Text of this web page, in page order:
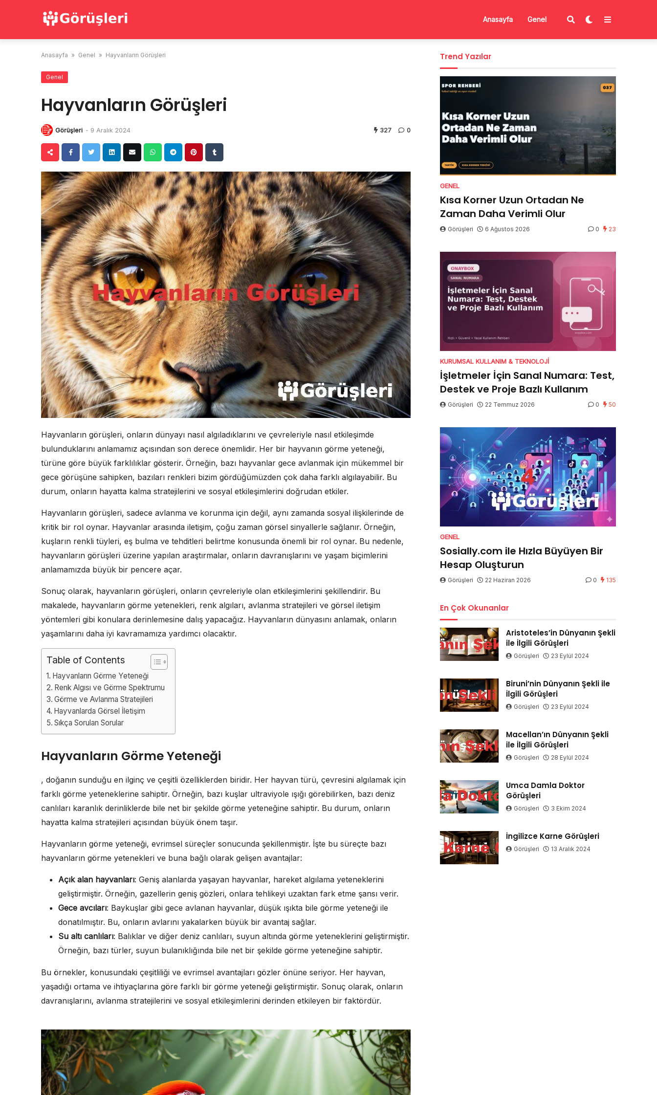
Anasayfa Genel
Anasayfa » Genel » Hayvanların Görüşleri
Genel
Hayvanların Görüşleri
Görüşleri - 9 Aralık 2024 327 0
Hayvanların görüşleri, onların dünyayı nasıl algıladıklarını ve çevreleriyle nasıl etkileşimde
bulunduklarını anlamamız açısından son derece önemlidir. Her bir hayvanın görme yeteneği,
türüne göre büyük farklılıklar gösterir. Örneğin, bazı hayvanlar gece avlanmak için mükemmel bir
gece görüşüne sahipken, bazıları renkleri bizim gördüğümüzden çok daha farklı algılayabilir. Bu
durum, onların hayatta kalma stratejilerini ve sosyal etkileşimlerini doğrudan etkiler.
Hayvanların görüşleri, sadece avlanma ve korunma için değil, aynı zamanda sosyal ilişkilerinde de
kritik bir rol oynar. Hayvanlar arasında iletişim, çoğu zaman görsel sinyallerle sağlanır. Örneğin,
kuşların renkli tüyleri, eş bulma ve tehditleri belirtme konusunda önemli bir rol oynar. Bu nedenle,
hayvanların görüşleri üzerine yapılan araştırmalar, onların davranışlarını ve yaşam biçimlerini
anlamamızda büyük bir pencere açar.
Sonuç olarak, hayvanların görüşleri, onların çevreleriyle olan etkileşimlerini şekillendirir. Bu
makalede, hayvanların görme yetenekleri, renk algıları, avlanma stratejileri ve görsel iletişim
yöntemleri gibi konulara derinlemesine dalış yapacağız. Hayvanların dünyasını anlamak, onların
yaşamlarını daha iyi kavramamıza yardımcı olacaktır.
Table of Contents
Hayvanların Görme Yeteneği
Renk Algısı ve Görme Spektrumu
Görme ve Avlanma Stratejileri
Hayvanlarda Görsel İletişim
Sıkça Sorulan Sorular
Hayvanların Görme Yeteneği
, doğanın sunduğu en ilginç ve çeşitli özelliklerden biridir. Her hayvan türü, çevresini algılamak için
farklı görme yeteneklerine sahiptir. Örneğin, bazı kuşlar ultraviyole ışığı görebilirken, bazı deniz
canlıları karanlık derinliklerde bile net bir şekilde görme yeteneğine sahiptir. Bu durum, onların
hayatta kalma stratejileri açısından büyük önem taşır.
Hayvanların görme yeteneği, evrimsel süreçler sonucunda şekillenmiştir. İşte bu süreçte bazı
hayvanların görme yetenekleri ve buna bağlı olarak gelişen avantajlar:
Açık alan hayvanları: Geniş alanlarda yaşayan hayvanlar, hareket algılama yeteneklerini
geliştirmiştir. Örneğin, gazellerin geniş gözleri, onlara tehlikeyi uzaktan fark etme şansı verir.
Gece avcıları: Baykuşlar gibi gece avlanan hayvanlar, düşük ışıkta bile görme yeteneği ile
donatılmıştır. Bu, onların avlarını yakalarken büyük bir avantaj sağlar.
Su altı canlıları: Balıklar ve diğer deniz canlıları, suyun altında görme yeteneklerini geliştirmiştir.
Örneğin, bazı türler, suyun bulanıklığında bile net bir şekilde görme yeteneğine sahiptir.
Bu örnekler, konusundaki çeşitliliği ve evrimsel avantajları gözler önüne seriyor. Her hayvan,
yaşadığı ortama ve ihtiyaçlarına göre farklı bir görme yeteneği geliştirmiştir. Sonuç olarak, onların
davranışlarını, avlanma stratejilerini ve sosyal etkileşimlerini derinden etkileyen bir faktördür.
Trend Yazılar
GENEL
Kısa Korner Uzun Ortadan Ne
Zaman Daha Verimli Olur
Görüşleri 6 Ağustos 2026 0 23
KURUMSAL KULLANIM & TEKNOLOJI
İşletmeler İçin Sanal Numara: Test,
Destek ve Proje Bazlı Kullanım
Görüşleri 22 Temmuz 2026 0 50
GENEL
Sosially.com ile Hızla Büyüyen Bir
Hesap Oluşturun
Görüşleri 22 Haziran 2026 0 135
En Çok Okunanlar
Aristoteles’in Dünyanın Şekli
ile İlgili Görüşleri
Görüşleri 23 Eylül 2024
Biruni’nin Dünyanın Şekli ile
İlgili Görüşleri
Görüşleri 23 Eylül 2024
Macellan’ın Dünyanın Şekli
ile İlgili Görüşleri
Görüşleri 28 Eylül 2024
Umca Damla Doktor
Görüşleri
Görüşleri 3 Ekim 2024
İngilizce Karne Görüşleri
Görüşleri 13 Aralık 2024